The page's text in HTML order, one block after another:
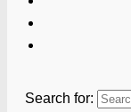
Search for: